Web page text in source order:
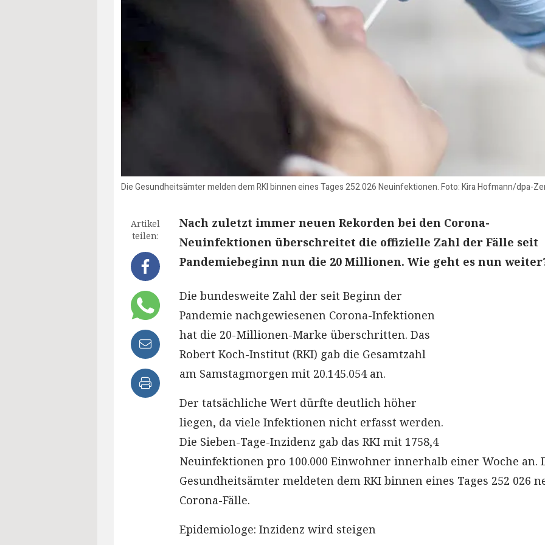
Die Gesundheitsämter melden dem RKI binnen eines Tages 252.026 Neuinfektionen. Foto: Kira Hofmann/dpa-
Artikel
teilen:
Nach zuletzt immer neuen Rekorden bei den Corona-
Neuinfektionen überschreitet die offizielle Zahl der Fälle seit
Pandemiebeginn nun die 20 Millionen. Wie geht es nun
Die bundesweite Zahl der seit Beginn der
Pandemie nachgewiesenen Corona-Infektionen
hat die 20-Millionen-Marke überschritten. Das
Robert Koch-Institut (RKI) gab die Gesamtzahl
am Samstagmorgen mit 20.145.054 an.
Der tatsächliche Wert dürfte deutlich höher
liegen, da viele Infektionen nicht erfasst werden.
Die Sieben-Tage-Inzidenz gab das RKI mit 1758,4
Neuinfektionen pro 100.000 Einwohner innerhalb einer Woche an.
Gesundheitsämter meldeten dem RKI binnen eines Tages 252 026
Corona-Fälle.
Epidemiologe: Inzidenz wird steigen